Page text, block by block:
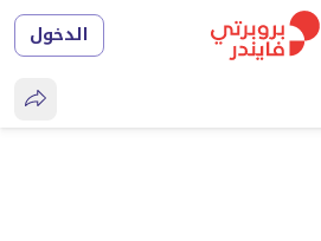
الدخول